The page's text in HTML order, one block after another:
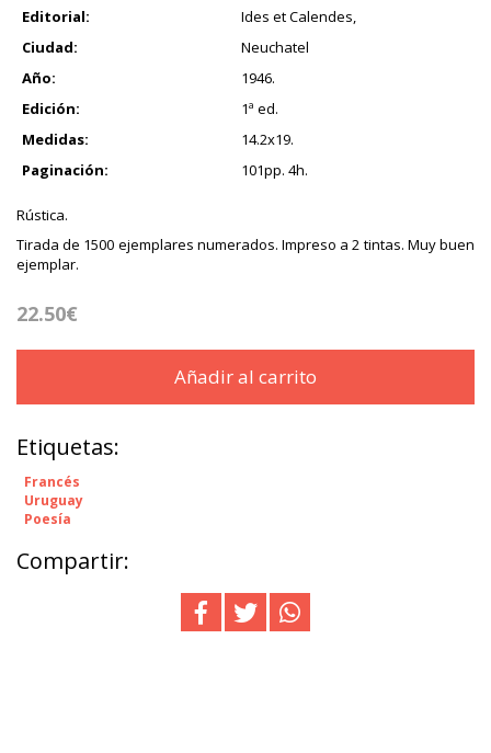
Editorial:
Ides et Calendes,
Ciudad:
Neuchatel
Año:
1946.
Edición:
1ª ed.
Medidas:
14.2x19.
Paginación:
101pp. 4h.
Rústica.
Tirada de 1500 ejemplares numerados. Impreso a 2 tintas. Muy buen
ejemplar.
22.50€
Añadir al carrito
Etiquetas:
Francés
Uruguay
Poesía
Compartir: